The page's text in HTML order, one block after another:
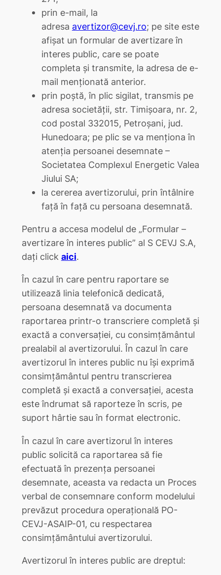
prin e-mail, la
adresa avertizor@cevj.ro; pe site este
afișat un formular de avertizare în
interes public, care se poate
completa și transmite, la adresa de e-
mail menționată anterior.
prin poștă, în plic sigilat, transmis pe
adresa societății, str. Timișoara, nr. 2,
cod postal 332015, Petroșani, jud.
Hunedoara; pe plic se va menționa în
atenția persoanei desemnate –
Societatea Complexul Energetic Valea
Jiului SA;
la cererea avertizorului, prin întâlnire
față în față cu persoana desemnată.
Pentru a accesa modelul de „Formular –
avertizare în interes public” al S CEVJ S.A,
dați click aici.
În cazul în care pentru raportare se
utilizează linia telefonică dedicată,
persoana desemnată va documenta
raportarea printr-o transcriere completă şi
exactă a conversaţiei, cu consimțământul
prealabil al avertizorului. În cazul în care
avertizorul în interes public nu îşi exprimă
consimţământul pentru transcrierea
completă și exactă a conversației, acesta
este îndrumat să raporteze în scris, pe
suport hârtie sau în format electronic.
În cazul în care avertizorul în interes
public solicită ca raportarea să fie
efectuată în prezența persoanei
desemnate, aceasta va redacta un Proces
verbal de consemnare conform modelului
prevăzut procedura operațională PO-
CEVJ-ASAIP-01, cu respectarea
consimțământului avertizorului.
Avertizorul în interes public are dreptul: